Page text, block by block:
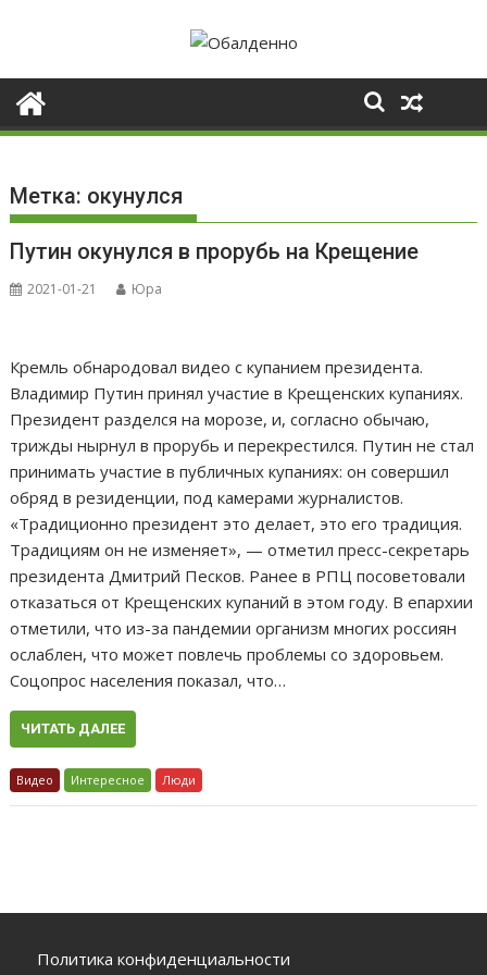
Метка: окунулся
Путин окунулся в прорубь на Крещение
2021-01-21 Юра
Кремль обнародовал видео с купанием президента.
Владимир Путин принял участие в Крещенских купаниях.
Президент разделся на морозе, и, согласно обычаю,
трижды нырнул в прорубь и перекрестился. Путин не стал
принимать участие в публичных купаниях: он совершил
обряд в резиденции, под камерами журналистов.
«Традиционно президент это делает, это его традиция.
Традициям он не изменяет», — отметил пресс-секретарь
президента Дмитрий Песков. Ранее в РПЦ посоветовали
отказаться от Крещенских купаний в этом году. В епархии
отметили, что из-за пандемии организм многих россиян
ослаблен, что может повлечь проблемы со здоровьем.
Соцопрос населения показал, что…
ЧИТАТЬ ДАЛЕЕ
Видео Интересное Люди
Политика конфиденциальности